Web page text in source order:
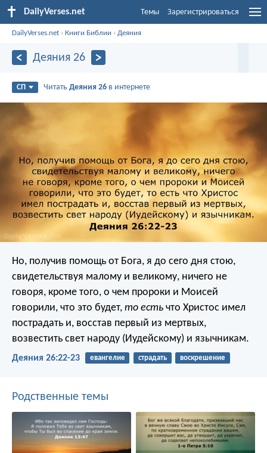
DailyVerses.net Темы Зарегистрироваться
DailyVerses.net ›Книги Библии ›Деяния
Деяния 26
СП ЧитатьДеяния 26 в интернете
Но, получив помощь от Бога, я до сего дня стою,
свидетельствуя малому и великому, ничего не
говоря, кроме того, о чем пророки и Моисей
говорили, что это будет, то есть что Христос имел
пострадать и, восстав первый из мертвых,
возвестить свет народу (Иудейскому) и язычникам.
Деяния 26:22-23 евангелие страдать воскрешение
Родственные темы